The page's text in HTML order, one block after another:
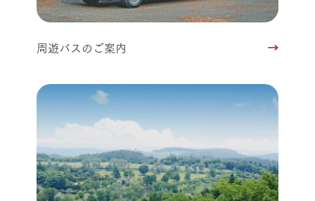
周遊バスのご案内